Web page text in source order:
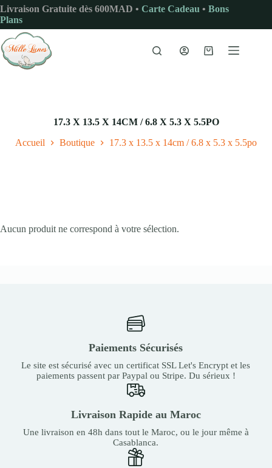
Passer
au
contenu
Livraison Gratuite dès 600MAD • Carte Cadeau • Bons
Plans
Panier
17.3 X 13.5 X 14CM / 6.8 X 5.3 X 5.5PO
Accueil Boutique 17.3 x 13.5 x 14cm / 6.8 x 5.3 x 5.5po
Aucun produit ne correspond à votre sélection.
Paiements Sécurisés
Le site est sécurisé avec un certificat SSL Let's Encrypt et les
paiements passent par Paypal ou Stripe. Du sérieux !
Livraison Rapide au Maroc
Une livraison en 48h dans tout le Maroc, ou le jour même à
Casablanca.